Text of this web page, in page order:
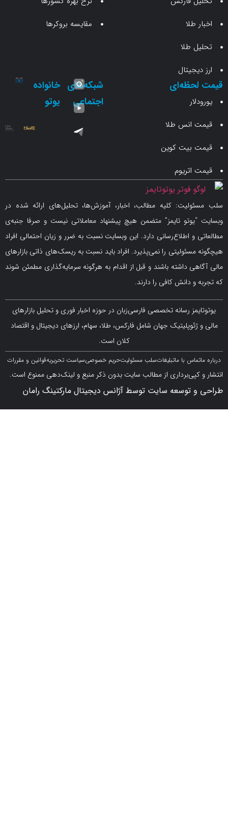
مقایسه بروکرها
انس طلا
بیت کوین
شبکه‌های خانواده
یوتو
کلیه مطالب، اخبار، آموزش‌ها، تحلیل‌های ارائه شده در
تایمز” متضمن هیچ پیشنهاد معاملاتی نیست و صرفا جنبه‌ی
اطلاع‌رسانی دارد. این وبسایت نسبت به ضرر و زیان احتمالی افراد
را نمی‌پذیرد. افراد باید نسبت به ریسک‌های ذاتی بازارهای
داشته باشند و قبل از اقدام به هرگونه سرمایه‌گذاری مطمئن شوند
دانش کافی را دارند.
رسانه تخصصی فارسی‌زبان در حوزه اخبار فوری و تحلیل بازارهای
جهان شامل فارکس، طلا، سهام، ارزهای دیجیتال و اقتصاد
با ما تبلیغاتسلب مسئولیتحریم خصوصیسیاست تحریریهقوانین و مقررات
از مطالب سایت بدون ذکر منبع و لینک‌دهی ممنوع است.
سایت توسط آژانس دیجیتال مارکتینگ رامان